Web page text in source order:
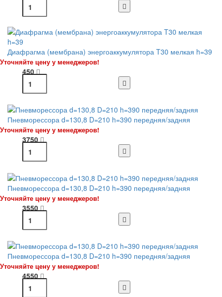
Диафрагма (мембрана) энергоаккумулятора T30 мелкая h=39
Уточняйте цену у менеджеров!
450
Пневморессора d=130,8 D=210 h=390 передняя/задняя
Уточняйте цену у менеджеров!
3750
Пневморессора d=130,8 D=210 h=390 передняя/задняя
Уточняйте цену у менеджеров!
3550
Пневморессора d=130,8 D=210 h=390 передняя/задняя
Уточняйте цену у менеджеров!
4550